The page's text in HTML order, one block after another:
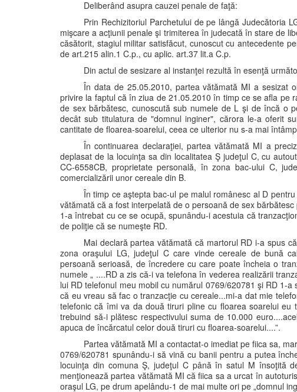
Deliberând asupra cauzei penale de faţă:
Prin Rechizitoriul Parchetului de pe lângă Judecătoria
mişcare a acţiunii penale şi trimiterea în judecată în stare de
căsătorit, stagiul militar satisfăcut, cunoscut cu antecedente
de art.215 alin.1 C.p., cu aplic. art.37 lit.a C.p.
Din actul de sesizare al instanţei rezultă în esenţă
În data de 25.05.2010, partea vătămată MI a sesizat
privire la faptul că în ziua de 21.05.2010 în timp ce se afla pe
de sex bărbătesc, cunoscută sub numele de L şi de încă o
decât sub titulatura de "domnul inginer", cărora le-a oferit
cantitate de floarea-soarelui, ceea ce ulterior nu s-a mai
În continuarea declaraţiei, partea vătămată MI a
deplasat de la locuinţa sa din localitatea Ş judeţul C, cu
CC-6558CB, proprietate personală, în zona bac-ului C,
comercializării unor cereale din B.
În timp ce aştepta bac-ul pe malul românesc al D
vătămată că a fost interpelată de o persoană de sex
1-a întrebat cu ce se ocupă, spunându-i acestuia că
de poliţie că se numeşte RD.
Mai declară partea vătămată că martorul RD i-a spus
zona oraşului LG, judeţul C care vinde cereale de bună
persoană serioasă, de încredere cu care poate încheia o
numele „ ....RD a zis că-i va telefona în vederea realizării
lui RD telefonul meu mobil cu numărul 0769/620781 şi RD 1-
că eu vreau să fac o tranzacţie cu cereale...mi-a dat mie
telefonic că îmi va da două tiruri pline cu floarea soarelui
trebuind să-i plătesc respectivului suma de 10.000
apuca de încărcatul celor două tiruri cu floarea-soarelui....”.
Partea vătămată MI a contactat-o imediat pe fiica sa,
0769/620781 spunându-i să vină cu banii pentru a putea
locuinţa din comuna Ş, judeţul C până în satul M însoţită
menţionează partea vătămată MI că fiica sa a urcat în
oraşul LG, pe drum apelându-1 de mai multe ori pe „domnul